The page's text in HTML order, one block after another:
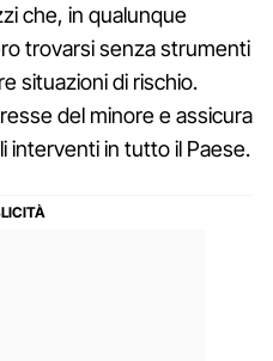
che, in qualunque
trovarsi senza strumenti
situazioni di rischio.
del minore e assicura
interventi in tutto il Paese.